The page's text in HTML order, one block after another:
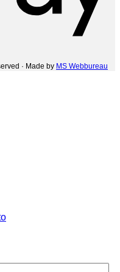
· Made by MS Webbureau